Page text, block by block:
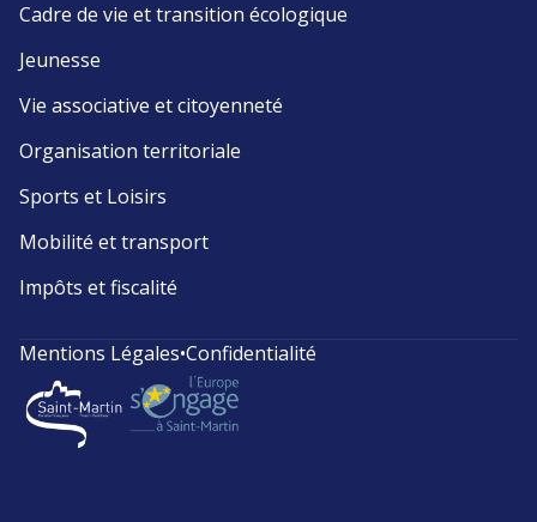
Cadre de vie et transition écologique
Jeunesse
Vie associative et citoyenneté
Organisation territoriale
Sports et Loisirs
Mobilité et transport
Impôts et fiscalité
Mentions Légales•Confidentialité